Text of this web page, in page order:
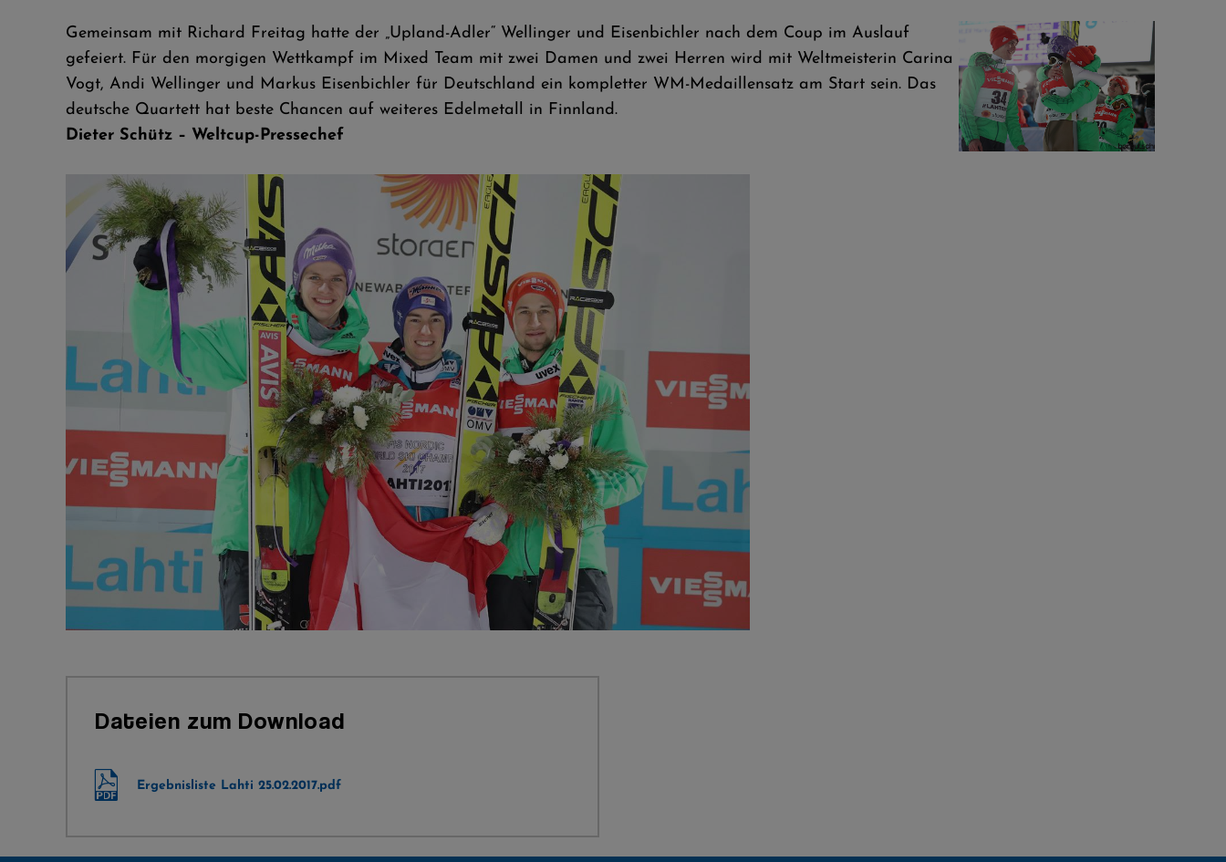
Gemeinsam mit Richard Freitag hatte der „Upland-Adler“ Wellinger und Eisenbichler nach dem Coup im Auslauf
gefeiert. Für den morgigen Wettkampf im Mixed Team mit zwei Damen und zwei Herren wird mit Weltmeisterin Carina
Vogt, Andi Wellinger und Markus Eisenbichler für Deutschland ein kompletter WM-Medaillensatz am Start sein. Das
deutsche Quartett hat beste Chancen auf weiteres Edelmetall in Finnland.
Dieter Schütz – Weltcup-Pressechef
Dateien zum Download
Ergebnisliste Lahti 25.02.2017.pdf